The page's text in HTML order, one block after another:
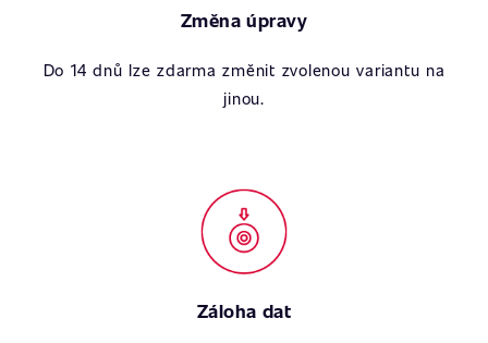
Změna úpravy
Do 14 dnů lze zdarma změnit zvolenou variantu na
jinou.
Záloha dat